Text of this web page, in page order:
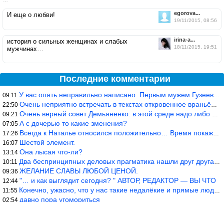
egorova...
19/11/2015, 08:56
И еще о любви!
irina-a...
18/11/2015, 19:51
история о сильных женщинах и слабых
мужчинах…
Последние комментарии
09:11 У вас опять неправильно написано. Первым мужем Гузеевой был Илья
22:50 Очень неприятно встречать в текстах откровенное враньё… Конкретн
09:21 Очень верный совет Демьяненко: в этой среде надо либо иметь зубы
07:05 А с дочерью то какие зменения?
17:26 Всегда к Наталье относился положительно… Время покажет, что буде
16:07 Шестой элемент.
13:14 Она лысая что-ли?
10:11 Два беспринципных деловых прагматика нашли друг друга и «остепен
09:36 ЖЕЛАНИЕ СЛАВЫ ЛЮБОЙ ЦЕНОЙ.
12:44 "… и как выглядит сегодня? " АВТОР, РЕДАКТОР — ВЫ ЧТО
11:55 Конечно, ужасно, что у нас такие недалёкие и прямые люди… Как мо
02:54 давно пора угомориться